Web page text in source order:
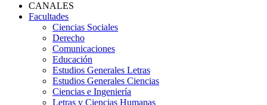
CANALES
Facultades
Ciencias Sociales
Derecho
Comunicaciones
Educación
Estudios Generales Letras
Estudios Generales Ciencias
Ciencias e Ingeniería
Letras y Ciencias Humanas